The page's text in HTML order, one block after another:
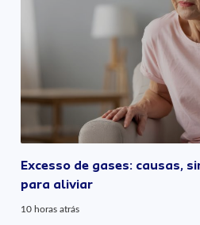
Excesso de gases: causas,
para aliviar
10 horas atrás